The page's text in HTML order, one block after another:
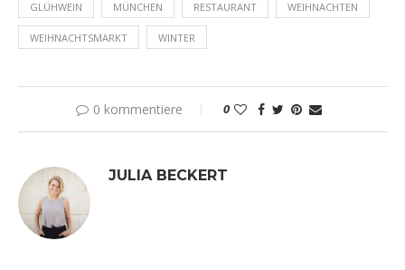
GLÜHWEIN MÜNCHEN RESTAURANT WEIHNACHTEN
WEIHNACHTSMARKT WINTER
0 kommentiere 0
JULIA BECKERT